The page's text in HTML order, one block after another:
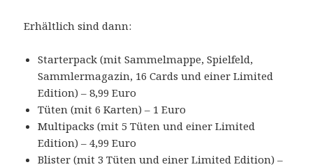
Erhältlich sind dann:
Starterpack (mit Sammelmappe, Spielfeld,
Sammlermagazin, 16 Cards und einer Limited
Edition) – 8,99 Euro
Tüten (mit 6 Karten) – 1 Euro
Multipacks (mit 5 Tüten und einer Limited
Edition) – 4,99 Euro
Blister (mit 3 Tüten und einer Limited Edition) –